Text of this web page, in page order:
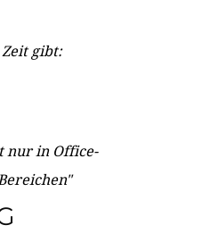
gibt:
nur in Office-